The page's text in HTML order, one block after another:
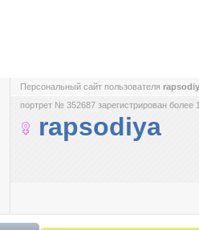
Персональный сайт пользователя
портрет № 352687 зарегистрирован более
rapsodiya